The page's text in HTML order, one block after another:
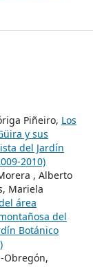
Piñeiro, Los
y sus
del Jardín
2010)
, Alberto
Mariela
área
del
Botánico
Obregón,